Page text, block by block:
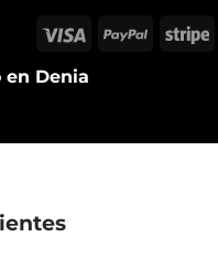
en Denia
Visa PayPal